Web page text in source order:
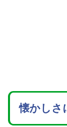
懐かしさ